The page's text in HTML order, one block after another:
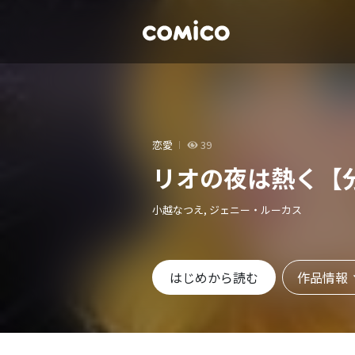
恋愛 39
リオの夜は熱く【
小越なつえ, ジェニー・ルーカス
はじめから読む 作品情報